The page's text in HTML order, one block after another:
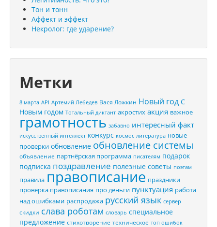
Тон и тонн
Аффект и эффект
Некролог: где ударение?
Метки
8 марта API Артемий Лебедев Вася Ложкин Новый год С
Новым годом Тотальный диктант акростих акция важное
грамотность забавно интересный факт
искусственный интеллект конкурс космос литература новые
проверки обновление обновление системы
объявление партнёрская программа писателям подарок
подписка поздравление полезные советы поэтам
правила правописание праздники
проверка правописания про деньги пунктуация работа
над ошибками распродажа русский язык сервер
скидки слава роботам словарь специальное
предложение стихотворение техническое топ ошибок